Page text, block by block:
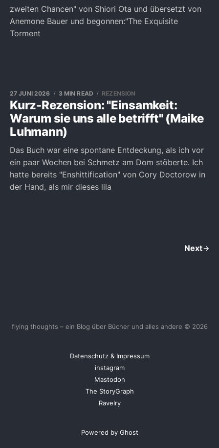
zweiten Chancen" von Shiori Ota und übersetzt von
Anemone Bauer und begonnen:"The Exquisite
Torment
Kurz-Rezension: "Einsamkeit:
Warum sie uns alle betrifft" (Maike
Luhmann)
27 JUNI 2026 3 MIN READ REZENSION
Das Buch war eine spontane Entdeckung, als ich vor
ein paar Wochen bei Schmetz am Dom stöberte. Ich
hatte bereits "Enshittification" von Cory Doctorow in
der Hand, als mir dieses lila
Next
flying thoughts – ein Blog über Bücher und alles andere © 2026
Datenschutz & Impressum
instagram
Mastodon
The StoryGraph
Ravelry
Powered by Ghost